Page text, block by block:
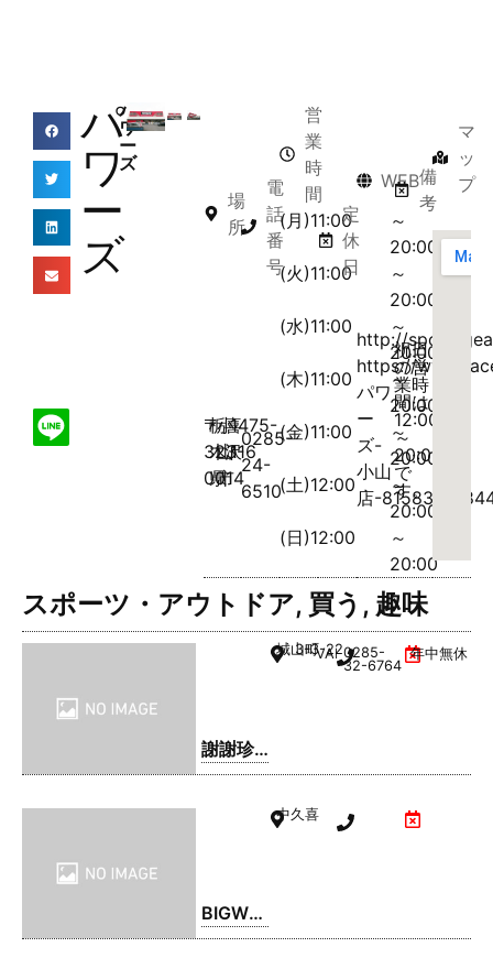
パ
ワ
ー
ズ
パ
ワ
ー
ズ
場
所
〒
323-
0014
栃
木
県
小
山
市
喜
沢
1475-
116
電
話
番
号
0285-
24-
6510
営
業
時
間
(月)11:00
～
20:00
(火)11:00
～
20:00
(水)11:00
～
20:00
(木)11:00
～
20:00
(金)11:00
～
20:00
(土)12:00
～
20:00
(日)12:00
～
20:00
定
休
日
WEB
http://
https://
パワ
ー
ズ-
小山
店-
備
考
祝日
の営
業時
間は
12:00
～
20:00
で
す。
マ
ッ
プ
スポーツ・アウトドア, 買う , 趣味
謝謝珍
珠 | シ
城山町
3-3-22
VAL1階0285-
32-6764
年中無休
BIGWO
OD(ビ
中久喜